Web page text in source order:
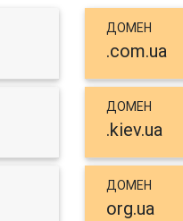
ДОМЕН
.com.ua
ДОМЕН
.kiev.ua
ДОМЕН
org.ua